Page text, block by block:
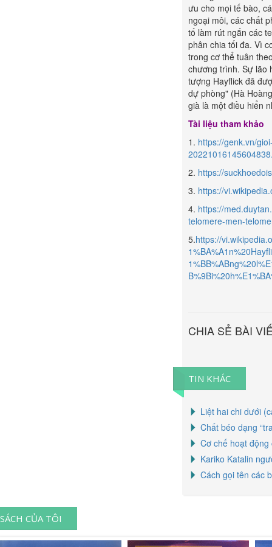
ưu cho mọi tế bào,
ngoại môi, các chất
tố làm rút ngắn các
phân chia tối đa. Vì
trong cơ thể tuân
chương trình. Sự lão
tượng Hayflick đã
dự phòng" (Hà
già là một điều hiển
Tài liệu tham khảo
1. https://genk.vn/
2. https://
3. https://
4. https://
telomere-men-
5.https://
CHIA SẺ BÀI
TIN KHÁC
Liệt hai chi dưới
Chất béo dạng
Cơ chế hoạt
Kariko Katalin
Cách gọi tên các
SÁCH CỦA TÔI